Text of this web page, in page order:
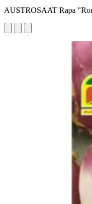
AUSTROSAAT Rapa